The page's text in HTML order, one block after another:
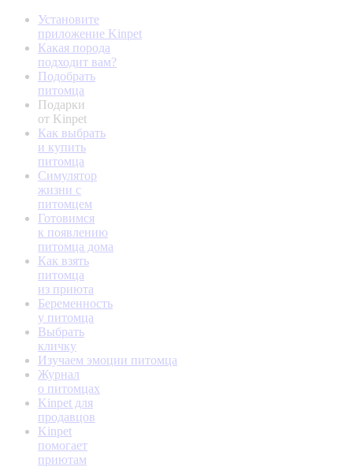
Установите
приложение Kinpet
Какая порода
подходит вам?
Подобрать
питомца
Подарки
от Kinpet
Как выбрать
и купить
питомца
Симулятор
жизни с
питомцем
Готовимся
к появлению
питомца дома
Как взять
питомца
из приюта
Беременность
у питомца
Выбрать
кличку
Изучаем эмоции питомца
Журнал
о питомцах
Kinpet для
продавцов
Kinpet
помогает
приютам